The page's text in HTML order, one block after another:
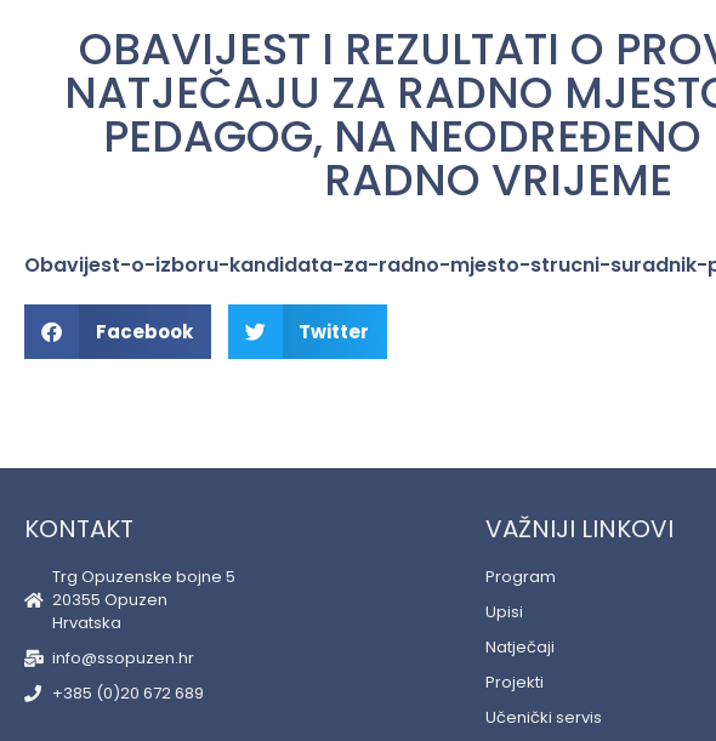
OBAVIJEST I REZULTATI O
NATJEČAJU ZA RADNO
PEDAGOG, NA
RADNO VRIJEME
Obavijest-o-izboru-kandidata-za-radno-mjesto-strucni-suradnik-
Facebook Twitter
KONTAKT
Trg Opuzenske bojne 5
20355 Opuzen
Hrvatska
info@ssopuzen.hr
+385 (0)20 672 689
VAŽNIJI LINKOVI
Program
Upisi
Natječaji
Projekti
Učenički servis